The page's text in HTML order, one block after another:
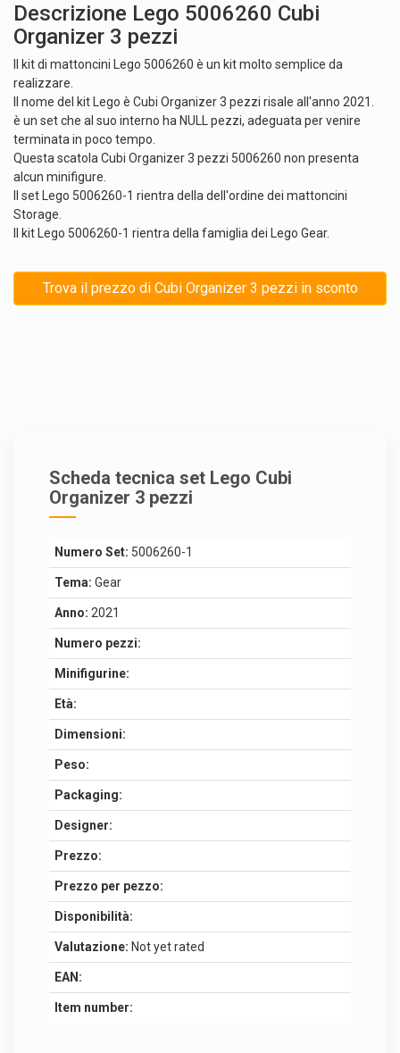
Descrizione Lego 5006260 Cubi
Organizer 3 pezzi
Il kit di mattoncini Lego 5006260 è un kit molto semplice da
realizzare.
Il nome del kit Lego è Cubi Organizer 3 pezzi risale all'anno 2021.
è un set che al suo interno ha NULL pezzi, adeguata per venire
terminata in poco tempo.
Questa scatola Cubi Organizer 3 pezzi 5006260 non presenta
alcun minifigure.
Il set Lego 5006260-1 rientra della dell'ordine dei mattoncini
Storage.
Il kit Lego 5006260-1 rientra della famiglia dei Lego Gear.
Trova il prezzo di Cubi Organizer 3 pezzi in sconto
Scheda tecnica set Lego Cubi
Organizer 3 pezzi
Numero Set: 5006260-1
Tema: Gear
Anno: 2021
Numero pezzi:
Minifigurine:
Età:
Dimensioni:
Peso:
Packaging:
Designer:
Prezzo:
Prezzo per pezzo:
Disponibilità:
Valutazione: Not yet rated
EAN:
Item number: